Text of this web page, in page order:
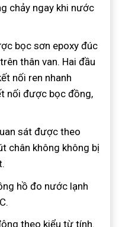
chảy ngay khi nước
bọc sơn epoxy đúc
thân van. Hai đầu
nối ren nhanh
nối được bọc đồng,
sát được theo
chân không không bị
hồ đo nước lạnh
theo kiểu từ tính.